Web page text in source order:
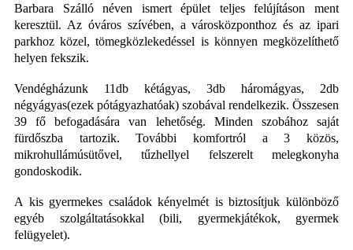
Barbara Szálló néven ismert épület teljes felújításon ment
keresztül. Az óváros szívében, a városközponthoz és az ipari
parkhoz közel, tömegközlekedéssel is könnyen megközelíthető
helyen fekszik.
Vendégházunk 11db kétágyas, 3db háromágyas, 2db
négyágyas(ezek pótágyazhatóak) szobával rendelkezik. Összesen
39 fő befogadására van lehetőség. Minden szobához saját
fürdőszba tartozik. További komfortról a 3 közös,
mikrohullámúsütővel, tűzhellyel felszerelt melegkonyha
gondoskodik.
A kis gyermekes családok kényelmét is biztosítjuk különböző
egyéb szolgáltatásokkal (bili, gyermekjátékok, gyermek
felügyelet).